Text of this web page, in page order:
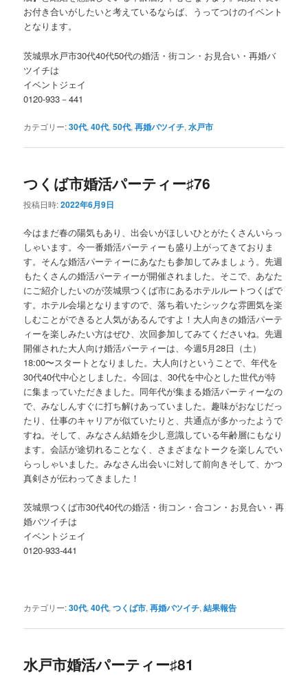
お付き合いがしたいと考えているならば、うってつけのイベント
となります。
茨城県水戸市30代40代50代の婚活・街コン・お見合い・再婚バ
ツイチは
イベントジェイ
0120-933－441
カテゴリー:30代,40代,50代,再婚バツイチ,水戸市
つくば市婚活パーティー♯76
投稿日時:2022年6月9日
今はまだ春の陽気もあり、出会いがほしいひとがたくさんいらっ
しゃいます。今一番婚活パーティーも盛り上がってきておりま
す。そんな婚活パーティーにあなたも参加してみましょう。先週
もたくさんの婚活パーティーが開催されました。そこで、あなた
にご紹介したいのが茨城県つくば市にあるホテルルートつくばで
す。ホテル会場となりますので、落ち着いたシックな雰囲気を楽
しむことができると人気があるんですよ！大人向きの婚活パーテ
ィーを楽しみたい方はぜひ、次回参加してみてくださいね。先週
開催された大人向け婚活パーティーは、今週5月28日（土）
18:00〜スタートとなりました。大人向けということで、年代を
30代40代中心としました。今回は、30代を中心とした世代が特
に集まっていただきました。同年代が集まる婚活パーティーなの
で、みなしんすぐに打ち解けあっていました。趣味がおなじだっ
たり、仕事のキャリアが似ていたりと、共通点が多かったようで
すね。そして、みなさん結婚を少し意識している年齢層にもなり
ます。会話が途切れることなく、さまざまなトークを楽しんでい
らっしゃいました。みなさん出会いに対して前向きそして、かつ
真剣さが伝わってきました！
茨城県つくば市30代40代の婚活・街コン・合コン・お見合い・再
婚バツイチは
イベントジェイ
0120-933-441
カテゴリー:30代,40代,つくば市,再婚バツイチ,結果報告
水戸市婚活パーティー♯81